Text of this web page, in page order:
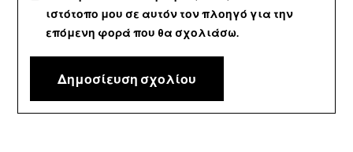
ιστότοπο μου σε αυτόν τον πλοηγό για την
επόμενη φορά που θα σχολιάσω.